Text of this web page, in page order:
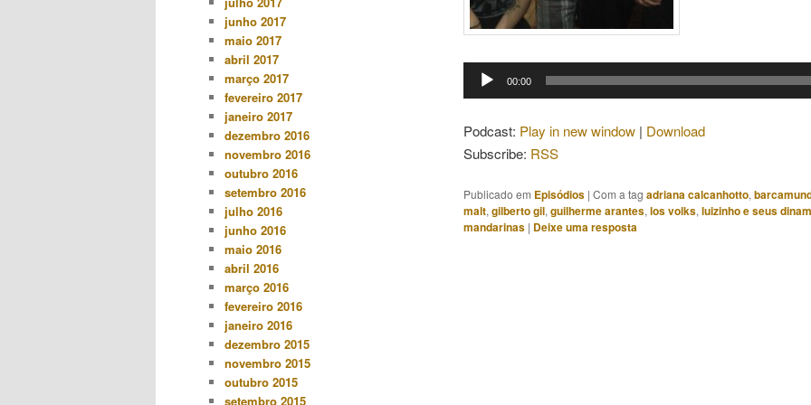
Tocador 00:00
Podcast: Play in new window | Download
Subscribe: RSS
Publicado em Episódios | Com a tag adriana calcanhotto,
malt,gilberto gil,guilherme arantes,los volks,luizinho e seus
mandarinas | Deixe uma resposta
junho 2017
maio 2017
abril 2017
março 2017
fevereiro 2017
janeiro 2017
dezembro 2016
novembro 2016
outubro 2016
setembro 2016
julho 2016
junho 2016
maio 2016
abril 2016
março 2016
fevereiro 2016
janeiro 2016
dezembro 2015
novembro 2015
outubro 2015
setembro 2015